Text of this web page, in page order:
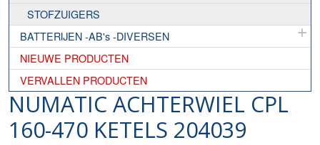
STOFZUIGERS
BATTERIJEN -AB's -DIVERSEN
NIEUWE PRODUCTEN
VERVALLEN PRODUCTEN
NUMATIC ACHTERWIEL CPL
160-470 KETELS 204039